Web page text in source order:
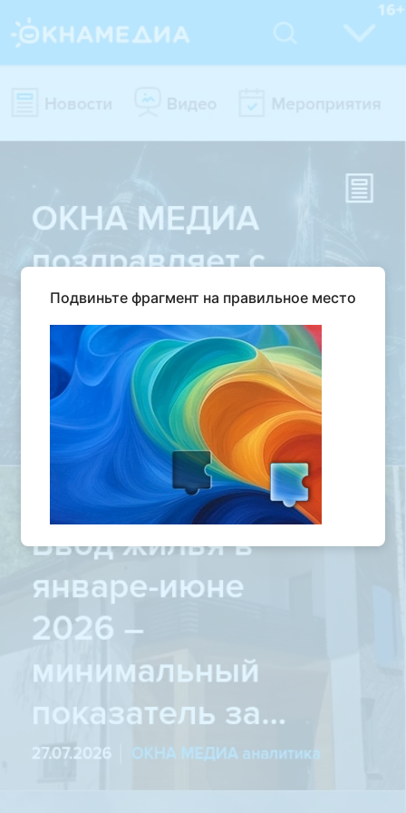
Подвиньте фрагмент на правильное место